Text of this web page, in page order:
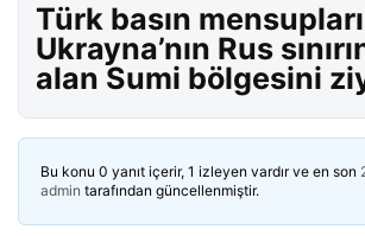
Türk basın mensupları
Ukrayna’nın Rus
alan Sumi bölgesini
Bu konu 0 yanıt içerir, 1 izleyen vardır ve en son
admin tarafından güncellenmiştir.